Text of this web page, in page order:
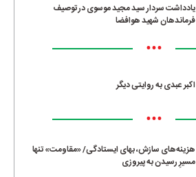
یادداشت سردار سید مجید موسوی در توصیف
فرماندهان شهید هوافضا
•••
اکبر عبدی به روایتی دیگر
•••
هزینه‌های سازش، بهای ایستادگی/ «مقاومت» تنها
مسیرِ رسیدن به پیروزی